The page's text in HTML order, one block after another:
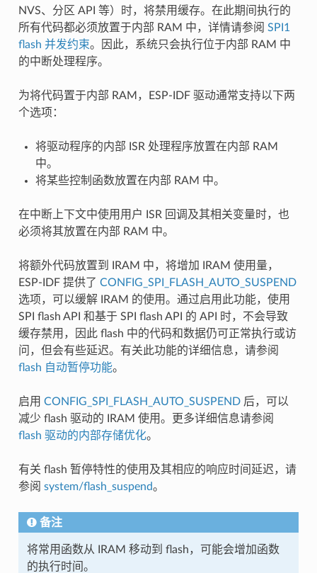
NVS、分区 API 等）时，将禁用缓存。在此期间执行的
所有代码都必须放置于内部 RAM 中，详情请参阅 SPI1
flash 并发约束。因此，系统只会执行位于内部 RAM 中
的中断处理程序。
为将代码置于内部 RAM，ESP-IDF 驱动通常支持以下两
个选项：
将驱动程序的内部 ISR 处理程序放置在内部 RAM
中。
将某些控制函数放置在内部 RAM 中。
在中断上下文中使用用户 ISR 回调及其相关变量时，也
必须将其放置在内部 RAM 中。
将额外代码放置到 IRAM 中，将增加 IRAM 使用量，
ESP-IDF 提供了 CONFIG_SPI_FLASH_AUTO_SUSPEND
选项，可以缓解 IRAM 的使用。通过启用此功能，使用
SPI flash API 和基于 SPI flash API 的 API 时，不会导致
缓存禁用，因此 flash 中的代码和数据仍可正常执行或访
问，但会有些延迟。有关此功能的详细信息，请参阅
flash 自动暂停功能。
启用 CONFIG_SPI_FLASH_AUTO_SUSPEND后，可以
减少 flash 驱动的 IRAM 使用。更多详细信息请参阅
flash 驱动的内部存储优化。
有关 flash 暂停特性的使用及其相应的响应时间延迟，请
参阅 system/flash_suspend。
备注
将常用函数从 IRAM 移动到 flash，可能会增加函数
的执行时间。